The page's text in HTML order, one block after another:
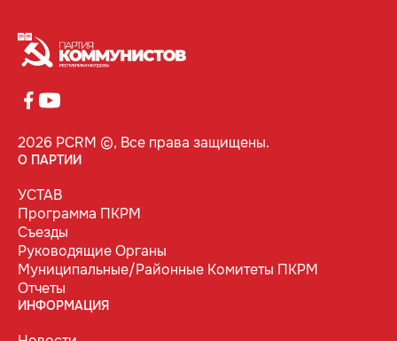
2026 PCRM ©, Все права защищены.
О ПАРТИИ
УСТАВ
Программа ПКРМ
Съезды
Руководящие Органы
Муниципальные/Районные Комитеты ПКРМ
Отчеты
ИНФОРМАЦИЯ